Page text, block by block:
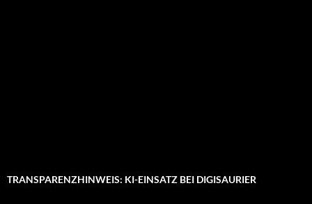
TRANSPARENZHINWEIS: KI-EINSATZ BEI DIGISAURIER